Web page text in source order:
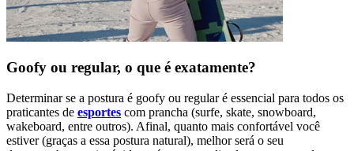
Goofy ou regular, o que é exatamente?
Determinar se a postura é goofy ou regular é essencial para todos os
praticantes de esportes com prancha (surfe, skate, snowboard,
wakeboard, entre outros). Afinal, quanto mais confortável você
estiver (graças a essa postura natural), melhor será o seu